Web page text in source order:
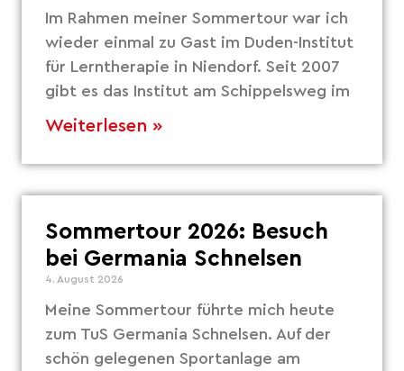
Im Rahmen meiner Sommertour war ich
wieder einmal zu Gast im Duden-Institut
für Lerntherapie in Niendorf. Seit 2007
gibt es das Institut am Schippelsweg im
Weiterlesen »
Sommertour 2026: Besuch
bei Germania Schnelsen
4. August 2026
Meine Sommertour führte mich heute
zum TuS Germania Schnelsen. Auf der
schön gelegenen Sportanlage am